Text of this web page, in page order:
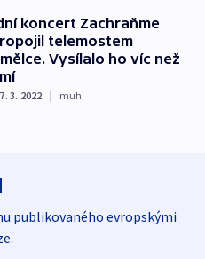
koncert Zachraňme
telemostem
Vysílalo ho víc než
3. 2022 | muh
publikovaného evropskými